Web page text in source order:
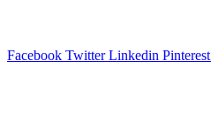
Facebook Twitter Linkedin Pinterest